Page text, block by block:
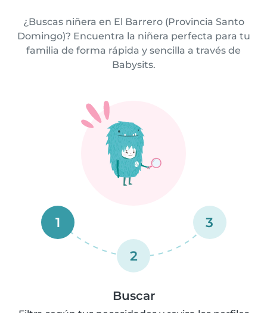
¿Buscas niñera en El Barrero (Provincia Santo
Domingo)? Encuentra la niñera perfecta para tu
familia de forma rápida y sencilla a través de
Babysits.
1
2
3
Buscar